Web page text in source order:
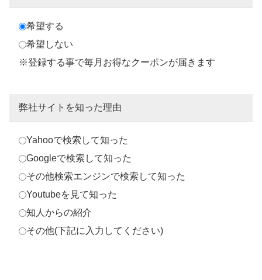
希望する
希望しない
※登録する事で毎月お得なクーポンが届きます
弊社サイトを知った理由
Yahooで検索して知った
Googleで検索して知った
その他検索エンジンで検索して知った
Youtubeを見て知った
知人からの紹介
その他(下記に入力してください)